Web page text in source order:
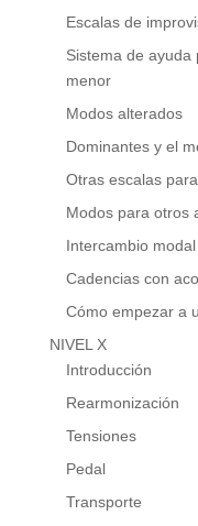
Escalas de
Sistema de
menor
Modos alterados
Dominantes y el
Otras escalas
Modos para otros
Intercambio modal
Cadencias con
Cómo empezar a
NIVEL X
Introducción
Rearmonización
Tensiones
Pedal
Transporte